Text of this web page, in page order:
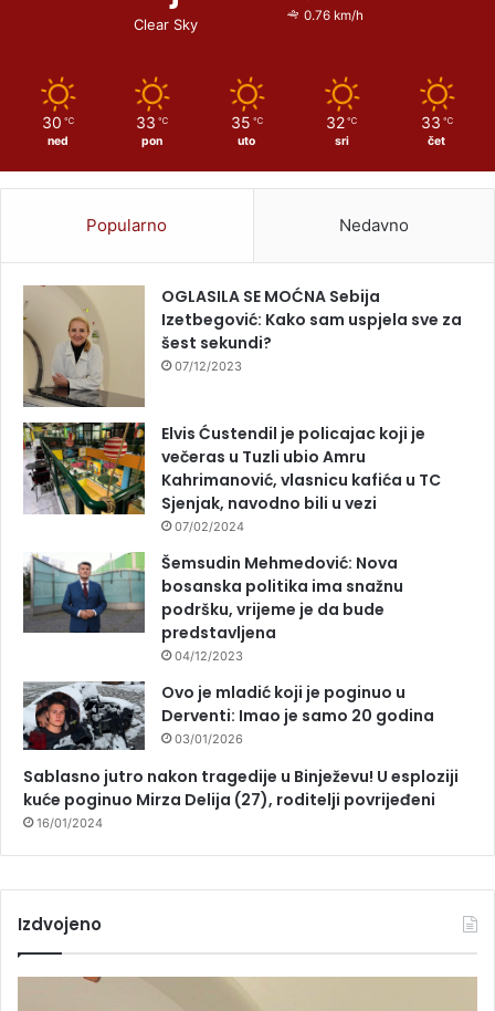
Clear Sky
0.76 km/h
30 ℃
ned
33 ℃
pon
35 ℃
uto
32 ℃
sri
33 ℃
čet
Popularno Nedavno
OGLASILA SE MOĆNA Sebija
Izetbegović: Kako sam uspjela sve za
šest sekundi?
07/12/2023
Elvis Ćustendil je policajac koji je
večeras u Tuzli ubio Amru
Kahrimanović, vlasnicu kafića u TC
Sjenjak, navodno bili u vezi
07/02/2024
Šemsudin Mehmedović: Nova
bosanska politika ima snažnu
podršku, vrijeme je da bude
predstavljena
04/12/2023
Ovo je mladić koji je poginuo u
Derventi: Imao je samo 20 godina
03/01/2026
Sablasno jutro nakon tragedije u Binježevu! U esploziji
kuće poginuo Mirza Delija (27), roditelji povrijeđeni
16/01/2024
Izdvojeno